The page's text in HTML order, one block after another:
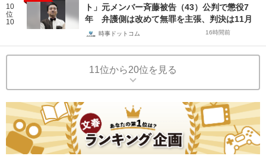
10
位
10
ト」元メンバー斉藤被告（43）公判で懲役7
年 弁護側は改めて無罪を主張、判決は11月
時事ドットコム 16時間前
11位から20位を見る